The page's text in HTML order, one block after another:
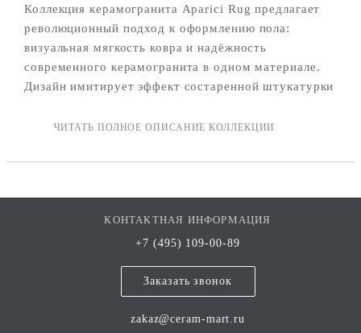
Коллекция керамогранита Aparici Rug предлагает
революционный подход к оформлению пола:
визуальная мягкость ковра и надёжность
современного керамогранита в одном материале.
Дизайн имитирует эффект состаренной штукатурки
ковровых узоров — от классических восточных
композиций.
КОНТАКТНАЯ ИНФОРМАЦИЯ
+7 (495) 109-00-89
Заказать звонок
zakaz@ceram-mart.ru